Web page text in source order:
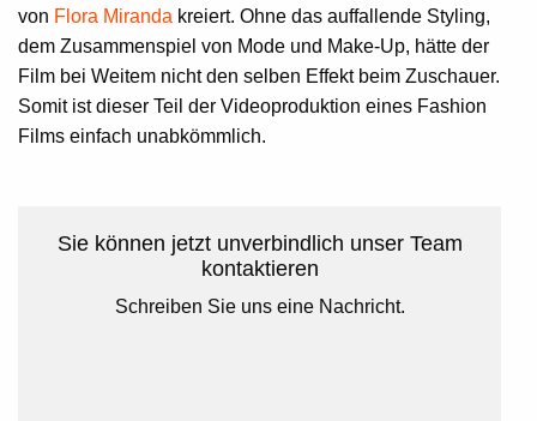
von Flora Miranda kreiert. Ohne das auffallende Styling,
dem Zusammenspiel von Mode und Make-Up, hätte der
Film bei Weitem nicht den selben Effekt beim Zuschauer.
Somit ist dieser Teil der Videoproduktion eines Fashion
Films einfach unabkömmlich.
Sie können jetzt unverbindlich unser Team
kontaktieren
Schreiben Sie uns eine Nachricht.